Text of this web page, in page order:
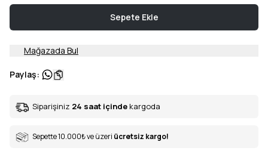
Sepete Ekle
Mağazada Bul
Paylaş:
Siparişiniz 24 saat içinde kargoda
Sepette 10.000₺ve üzeri ücretsiz kargo!